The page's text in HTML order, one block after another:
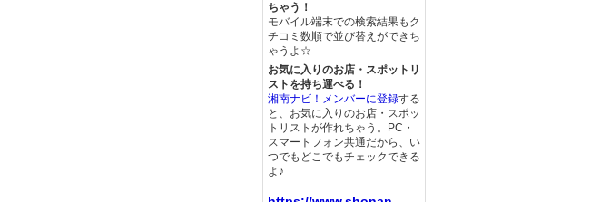
ちゃう！
モバイル端末での検索結果もク
チコミ数順で並び替えができち
ゃうよ☆
お気に入りのお店・スポットリ
ストを持ち運べる！
湘南ナビ！メンバーに登録する
と、お気に入りのお店・スポッ
トリストが作れちゃう。PC・
スマートフォン共通だから、い
つでもどこでもチェックできる
よ♪